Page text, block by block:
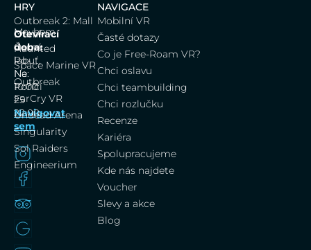
Dům
Černá
labuť,
Na
Poříčí
25
Navigovat
sem
Otevírací
doba:
Po-
Ne:
10:00
–
22:00
HRY
Outbreak 2: Mall
Mayhem
Haunted
Space Marine VR
Outbreak
FarCry VR
Undead Arena
Singularity
Sol Raiders
Engineerium
NAVIGACE
Mobilní VR
Časté dotazy
Co je Free-Roam VR?
Chci oslavu
Chci teambuilding
Chci rozlučku
Recenze
Kariéra
Spolupracujeme
Kde nás najdete
Voucher
Slevy a akce
Blog